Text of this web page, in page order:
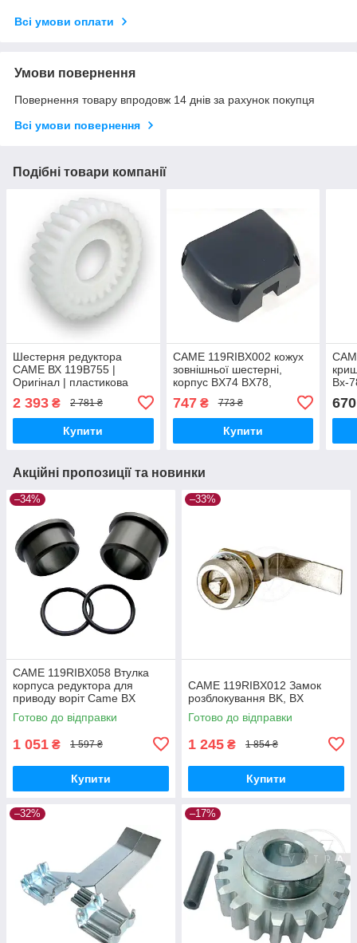
Всі умови оплати
Умови повернення
Повернення товару впродовж 14 днів за рахунок покупця
Всі умови повернення
Подібні товари компанії
Шестерня редуктора
CAME ВХ 119B755 |
Оригінал | пластикова
шестірня для приводу Bx-
64, Bx-74, Bx-68, Bx-78
2 393 ₴ 2 781 ₴
Купити
CAME 119RIBX002 кожух
зовнішньої шестерні,
корпус BX74 BX78,
747₴ 773 ₴
Купити
Bx-
670
Акційні пропозиції та новинки
–34%
CAME 119RIBX058 Втулка
корпуса редуктора для
приводу воріт Came BX
Готово до відправки
1 051 ₴ 1 597 ₴
Купити
–33%
CAME 119RIBX012 Замок
розблокування BK, BX
Готово до відправки
1 245 ₴ 1 854 ₴
Купити
–32% –17%